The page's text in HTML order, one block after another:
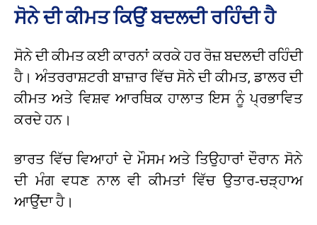
ਸੋਨੇ ਦੀ ਕੀਮਤ ਕਿਉਂ ਬਦਲਦੀ ਰਹਿੰਦੀ ਹੈ
ਸੋਨੇ ਦੀ ਕੀਮਤ ਕਈ ਕਾਰਨਾਂ ਕਰਕੇ ਹਰ ਰੋਜ਼ ਬਦਲਦੀ ਰਹਿੰਦੀ
ਹੈ। ਅੰਤਰਰਾਸ਼ਟਰੀ ਬਾਜ਼ਾਰ ਵਿੱਚ ਸੋਨੇ ਦੀ ਕੀਮਤ, ਡਾਲਰ ਦੀ
ਕੀਮਤ ਅਤੇ ਵਿਸ਼ਵ ਆਰਥਿਕ ਹਾਲਾਤ ਇਸ ਨੂੰ ਪ੍ਰਭਾਵਿਤ
ਕਰਦੇ ਹਨ।
ਭਾਰਤ ਵਿੱਚ ਵਿਆਹਾਂ ਦੇ ਮੌਸਮ ਅਤੇ ਤਿਉਹਾਰਾਂ ਦੌਰਾਨ ਸੋਨੇ
ਦੀ ਮੰਗ ਵਧਣ ਨਾਲ ਵੀ ਕੀਮਤਾਂ ਵਿੱਚ ਉਤਾਰ-ਚੜ੍ਹਾਅ
ਆਉਂਦਾ ਹੈ।